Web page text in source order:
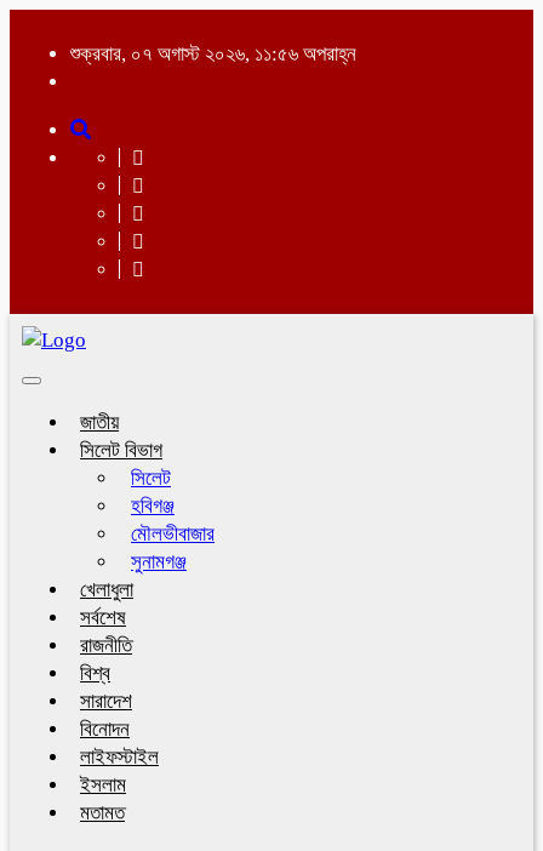
শুক্রবার, ০৭ অগাস্ট ২০২৬, ১১:৫৬ অপরাহ্ন
Toggle
জাতীয়
সিলেট বিভাগ
সিলেট
হবিগঞ্জ
মৌলভীবাজার
সুনামগঞ্জ
খেলাধুলা
সর্বশেষ
রাজনীতি
বিশ্ব
সারাদেশ
বিনোদন
লাইফস্টাইল
ইসলাম
মতামত